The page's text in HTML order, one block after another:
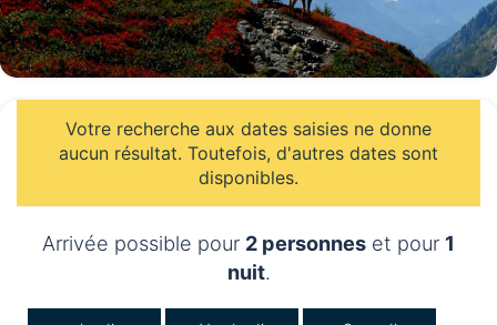
Votre recherche aux dates saisies ne donne
aucun résultat. Toutefois, d'autres dates sont
disponibles.
Arrivée possible pour 2 personnes et pour 1
nuit.